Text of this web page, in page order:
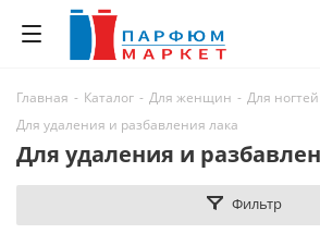
Главная - Каталог - Для женщин - Для ногтей
Для удаления и разбавления лака
Для удаления и
Фильтр